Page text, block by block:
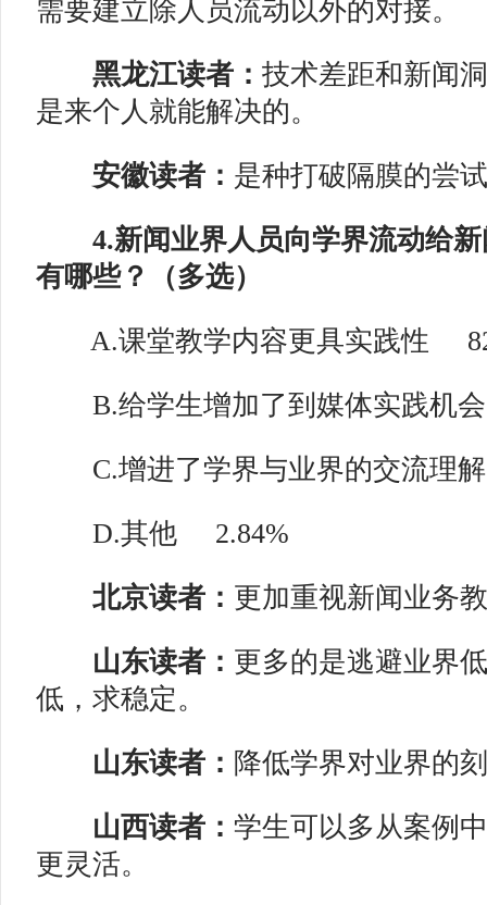
需要建立除人员流动以外的对接。
黑龙江读者： 技术差距和新闻
是来个人就能解决的。
安徽读者： 是种打破隔膜的尝
4.新闻业界人员向学界流动给新
有哪些？（多选）
A.课堂教学内容更具实践性
B.给学生增加了到媒体实践机会
C.增进了学界与业界的交流理解
D.其他 2.84%
北京读者： 更加重视新闻业务
山东读者： 更多的是逃避业界
低，求稳定。
山东读者： 降低学界对业界的
山西读者： 学生可以多从案例
更灵活。